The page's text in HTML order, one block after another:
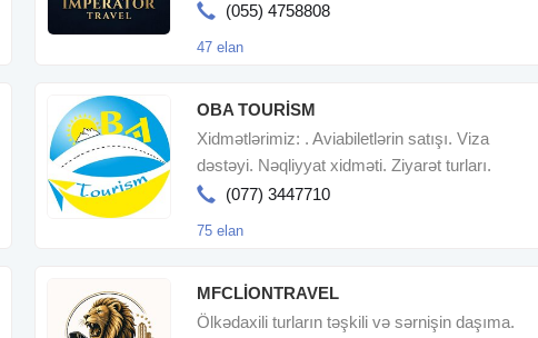
(055) 4758808
47 elan
OBA TOURİSM
Xidmətlərimiz: . Aviabiletlərin satışı. Viza
dəstəyi. Nəqliyyat xidməti. Ziyarət turları.
Ölkədaxil
(077) 3447710
75 elan
MFCLİONTRAVEL
Ölkədaxili turların təşkili və sərnişin daşıma.